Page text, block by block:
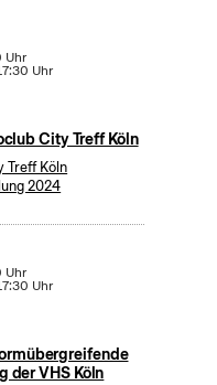
Uhr
Uhr
City Treff Köln
Treff Köln
2024
Uhr
Uhr
der VHS Köln